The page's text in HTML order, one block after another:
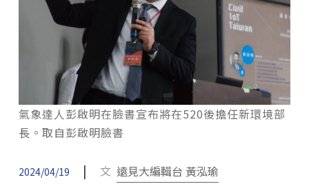
氣象達人彭啟明在臉書宣布將在520後擔任新環境部
長。取自彭啟明臉書
2024/04/19 | 文 遠見大編輯台 黃泓瑜